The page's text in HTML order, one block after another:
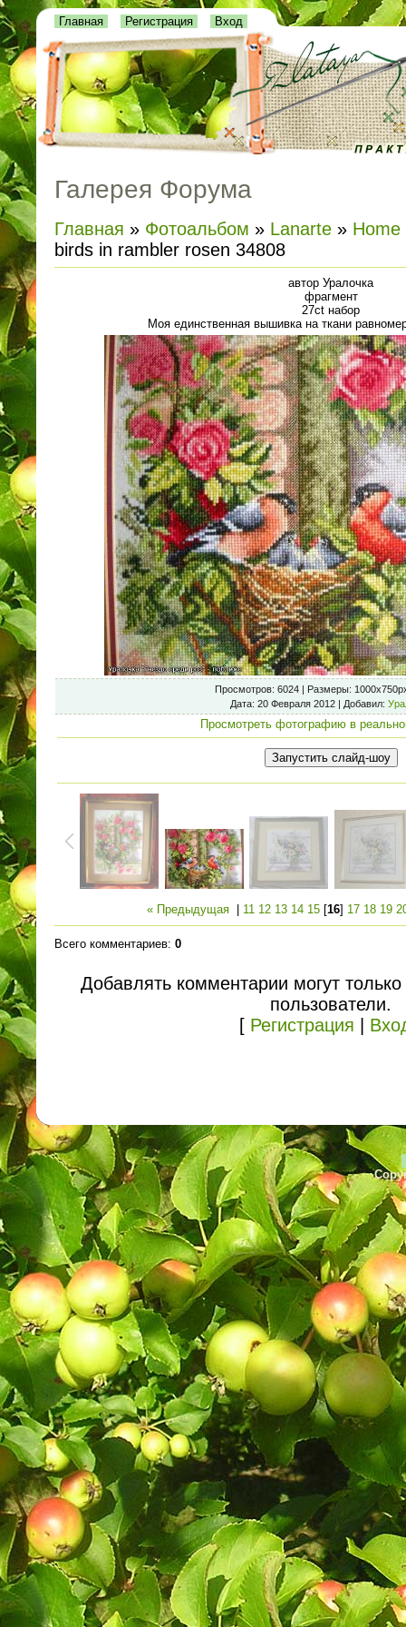
Главная Регистрация Вход
Галерея Форума
Главная » Фотоальбом » Lanarte » Home
birds in rambler rosen 34808
автор Уралочка
фрагмент
27ct набор
Моя единственная вышивка на ткани
Просмотров: 6024 | Размеры:
Дата: 20 Февраля 2012 | Добавил:
Просмотреть фотографию в
« Предыдущая| 11 12 13 14 15[16] 17 18 19
Всего комментариев: 0
Добавлять комментарии могут
пользователи.
[ Регистрация